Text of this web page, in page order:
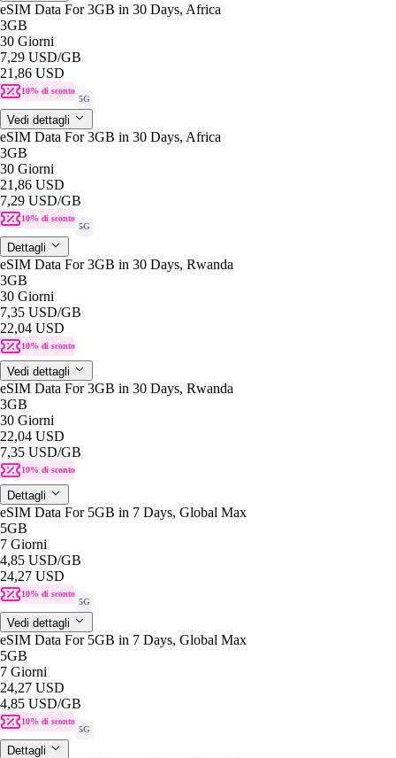
eSIM Data For 3GB in 30 Days, Africa
3GB
30 Giorni
7,29 USD/GB
21,86 USD
10% di sconto
5G
Vedi dettagli
eSIM Data For 3GB in 30 Days, Africa
3GB
30 Giorni
21,86 USD
7,29 USD/GB
10% di sconto
5G
Dettagli
eSIM Data For 3GB in 30 Days, Rwanda
3GB
30 Giorni
7,35 USD/GB
22,04 USD
10% di sconto
Vedi dettagli
eSIM Data For 3GB in 30 Days, Rwanda
3GB
30 Giorni
22,04 USD
7,35 USD/GB
10% di sconto
Dettagli
eSIM Data For 5GB in 7 Days, Global Max
5GB
7 Giorni
4,85 USD/GB
24,27 USD
10% di sconto
5G
Vedi dettagli
eSIM Data For 5GB in 7 Days, Global Max
5GB
7 Giorni
24,27 USD
4,85 USD/GB
10% di sconto
5G
Dettagli